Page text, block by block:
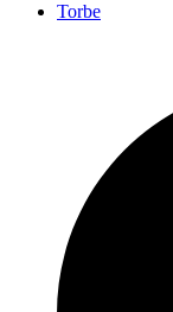
Torbe